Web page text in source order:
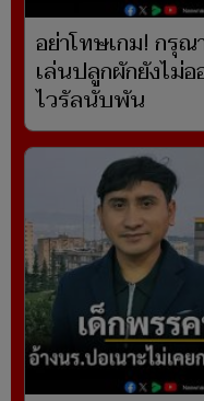
อย่าโทษเกม! กรุ
เล่นปลูกผักยังไม่
ไวรัลนับพัน